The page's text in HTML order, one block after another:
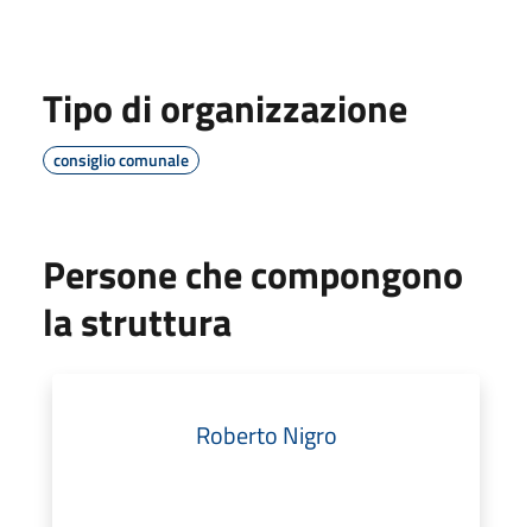
Tipo di organizzazione
consiglio comunale
Persone che compongono
la struttura
Roberto Nigro